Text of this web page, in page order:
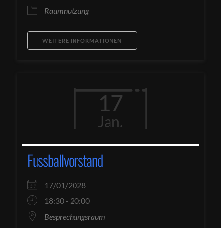
Raumnutzung
WEITERE INFORMATIONEN
17
Jan.
Fussballvorstand
17/01/2028
18:30 - 20:00
Besprechungsraum